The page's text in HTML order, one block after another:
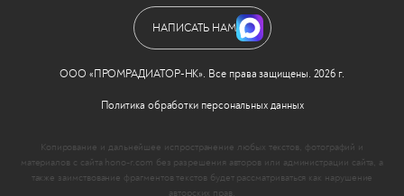
ООО «ПРОМРАДИАТОР-НК». Все права защищены. 2026 г.
Политика обработки персональных данных
НАПИСАТЬ НАМ
Копирование и дальнейшее испространение любых текстов, фотографий и
материалов с сайта hono-r.com без разрешения авторов или администрации сайта, а
также заимствование фрагментов текстов будет рассматриваться как нарушение
авторских прав.